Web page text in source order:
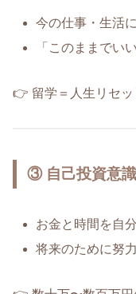
今の仕事・生活
「このままでい
👉 留学＝人生リセ
③ 自己投資意
お金と時間を自
将来のために努